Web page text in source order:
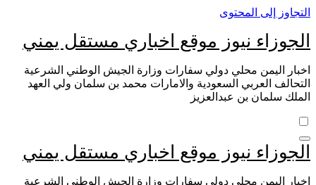
التجاوز إلى المحتوى
الجوزاء نيوز موقع اخباري مستقل يمني
اخبار اليمن محلي دولي سفارات وزارة الجيش الوطني الشرعية
التحالف العربي السعودية والامارات محمد بن سلمان ولي العهد
الملك سلمان بن عبدالعزيز
الجوزاء نيوز موقع اخباري مستقل يمني
اخبار اليمن محلي دولي سفارات وزارة الجيش الوطني الشرعية